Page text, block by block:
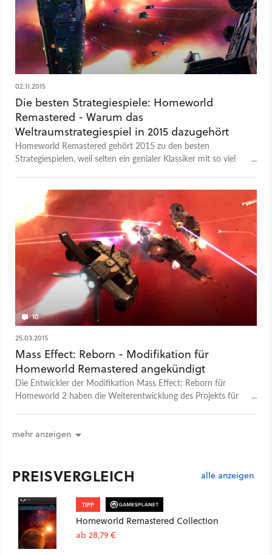
02.11.2015
Die besten Strategiespiele: Homeworld
Remastered - Warum das
Weltraumstrategiespiel in 2015 dazugehört
Homeworld Remastered gehört 2015 zu den besten
Strategiespielen, weil selten ein genialer Klassiker mit so viel
10
25.03.2015
Mass Effect: Reborn - Modifikation für
Homeworld Remastered angekündigt
Die Entwickler der Modifikation Mass Effect: Reborn für
Homeworld 2 haben die Weiterentwicklung des Projekts für
mehr anzeigen
PREISVERGLEICH alle anzeigen
TIPP
Homeworld Remastered Collection
ab 28,79 €